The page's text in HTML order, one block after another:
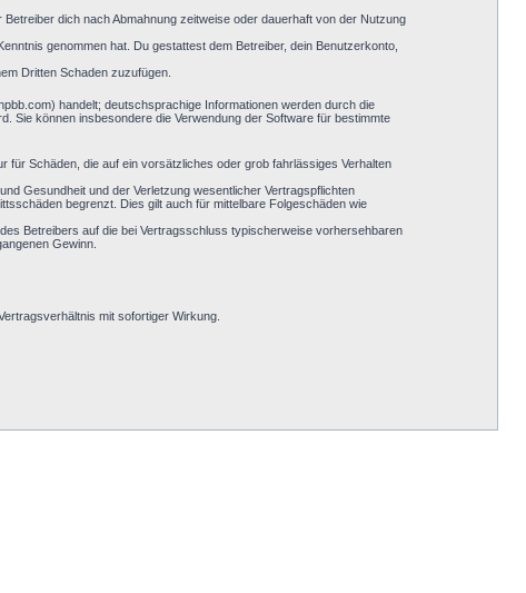
dich nach Abmahnung zeitweise oder dauerhaft von der Nutzung
genommen hat. Du gestattest dem Betreiber, dein Benutzerkonto,
Dritten Schaden zuzufügen.
handelt; deutschsprachige Informationen werden durch die
Sie können insbesondere die Verwendung der Software für bestimmte
für Schäden, die auf ein vorsätzliches oder grob fahrlässiges Verhalten
Gesundheit und der Verletzung wesentlicher Vertragspflichten
begrenzt. Dies gilt auch für mittelbare Folgeschäden wie
Betreibers auf die bei Vertragsschluss typischerweise vorhersehbaren
Gewinn.
mit sofortiger Wirkung.